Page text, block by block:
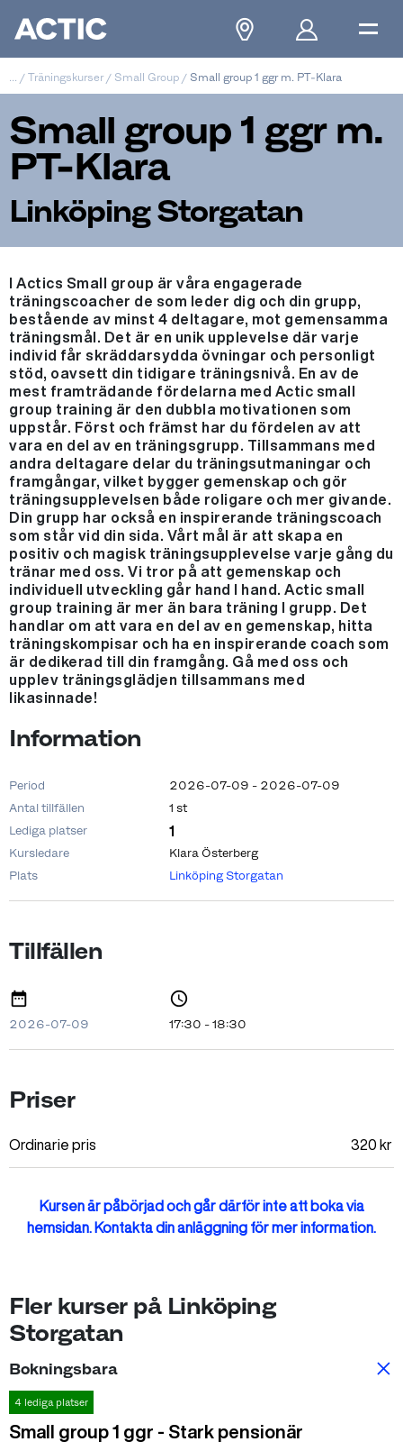
/ Träningskurser / Small Group / Small group 1 ggr m. PT-Klara
Small group 1 ggr m.
PT-Klara
Linköping Storgatan
I Actics Small group är våra engagerade
träningscoacher de som leder dig och din grupp,
bestående av minst 4 deltagare, mot gemensamma
träningsmål. Det är en unik upplevelse där varje
individ får skräddarsydda övningar och personligt
stöd, oavsett din tidigare träningsnivå. En av de
mest framträdande fördelarna med Actic small
group training är den dubbla motivationen som
uppstår. Först och främst har du fördelen av att
vara en del av en träningsgrupp. Tillsammans med
andra deltagare delar du träningsutmaningar och
framgångar, vilket bygger gemenskap och gör
träningsupplevelsen både roligare och mer givande.
Din grupp har också en inspirerande träningscoach
som står vid din sida. Vårt mål är att skapa en
positiv och magisk träningsupplevelse varje gång du
tränar med oss. Vi tror på att gemenskap och
individuell utveckling går hand I hand. Actic small
group training är mer än bara träning I grupp. Det
handlar om att vara en del av en gemenskap, hitta
träningskompisar och ha en inspirerande coach som
är dedikerad till din framgång. Gå med oss och
upplev träningsglädjen tillsammans med
likasinnade!
Information
Period
2026-07-09 - 2026-07-09
Antal tillfällen
1 st
Lediga platser
1
Kursledare
Klara Österberg
Plats
Linköping Storgatan
Tillfällen
2026-07-09 17:30 - 18:30
Priser
Ordinarie pris 320 kr
Kursen är påbörjad och går därför inte att boka via
hemsidan. Kontakta din anläggning för mer information.
Fler kurser på Linköping
Storgatan
Bokningsbara
4 lediga platser
Small group 1 ggr - Stark pensionär